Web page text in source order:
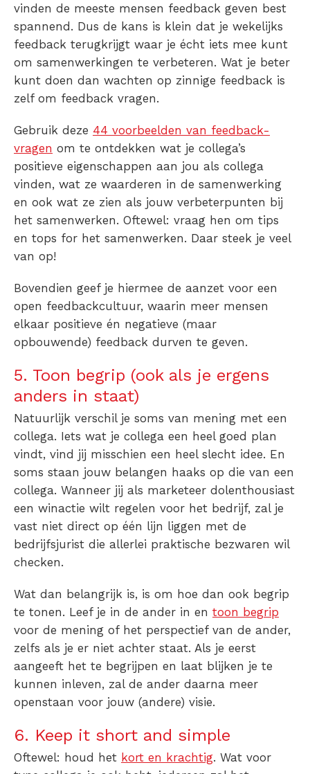
vinden de meeste mensen feedback geven best
spannend. Dus de kans is klein dat je wekelijks
feedback terugkrijgt waar je écht iets mee kunt
om samenwerkingen te verbeteren. Wat je beter
kunt doen dan wachten op zinnige feedback is
zelf om feedback vragen.
Gebruik deze 44 voorbeelden van feedback-
vragen om te ontdekken wat je collega’s
positieve eigenschappen aan jou als collega
vinden, wat ze waarderen in de samenwerking
en ook wat ze zien als jouw verbeterpunten bij
het samenwerken. Oftewel: vraag hen om tips
en tops for het samenwerken. Daar steek je veel
van op!
Bovendien geef je hiermee de aanzet voor een
open feedbackcultuur, waarin meer mensen
elkaar positieve én negatieve (maar
opbouwende) feedback durven te geven.
5. Toon begrip (ook als je ergens
anders in staat)
Natuurlijk verschil je soms van mening met een
collega. Iets wat je collega een heel goed plan
vindt, vind jij misschien een heel slecht idee. En
soms staan jouw belangen haaks op die van een
collega. Wanneer jij als marketeer dolenthousiast
een winactie wilt regelen voor het bedrijf, zal je
vast niet direct op één lijn liggen met de
bedrijfsjurist die allerlei praktische bezwaren wil
checken.
Wat dan belangrijk is, is om hoe dan ook begrip
te tonen. Leef je in de ander in en toon begrip
voor de mening of het perspectief van de ander,
zelfs als je er niet achter staat. Als je eerst
aangeeft het te begrijpen en laat blijken je te
kunnen inleven, zal de ander daarna meer
openstaan voor jouw (andere) visie.
6. Keep it short and simple
Oftewel: houd het kort en krachtig. Wat voor